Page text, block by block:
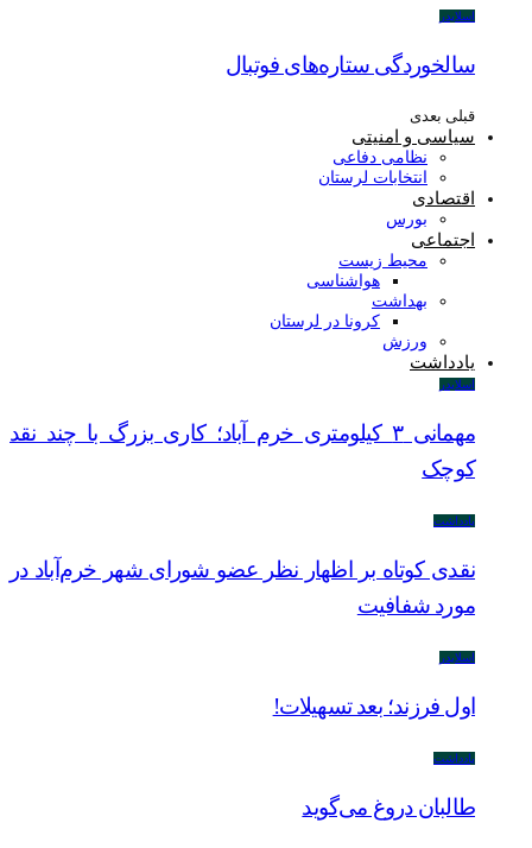
اسلایدر
سالخوردگی ستاره‌های فوتبال
قبلی بعدی
سیاسی و امنیتی
نظامی دفاعی
انتخابات لرستان
اقتصادی
بورس
اجتماعی
محیط زیست
هواشناسی
بهداشت
کرونا در لرستان
ورزش
یادداشت
اسلایدر
مهمانی ۳ کیلومتری خرم آباد؛ کاری بزرگ با چند نقد
کوچک
یادداشت
نقدی کوتاه بر اظهار نظر عضو شورای شهر خرم‌آباد در
مورد شفافیت
اسلایدر
اول فرزند؛ بعد تسهیلات!
یادداشت
طالبان دروغ می‌گوید